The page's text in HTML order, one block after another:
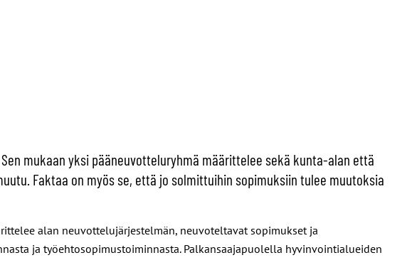
mukaan yksi pääneuvotteluryhmä määrittelee sekä kunta-alan että
Faktaa on myös se, että jo solmittuihin sopimuksiin tulee muutoksia
alan neuvottelujärjestelmän, neuvoteltavat sopimukset ja
ja työehtosopimustoiminnasta. Palkansaajapuolella hyvinvointialueiden